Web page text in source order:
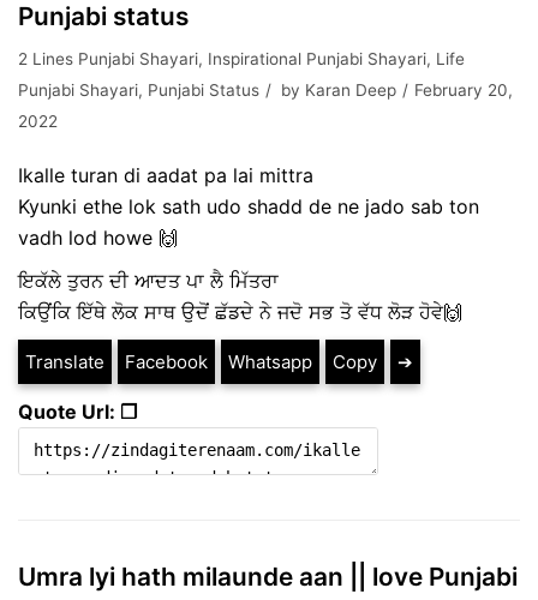
Punjabi status
2 Lines Punjabi Shayari, Inspirational Punjabi Shayari, Life
Punjabi Shayari, Punjabi Status by Karan Deep
February 20,
2022
Ikalle turan di aadat pa lai mittra
Kyunki ethe lok sath udo shadd de ne jado sab ton
vadh lod howe 🙌
ਇਕੱਲੇ ਤੁਰਨ ਦੀ ਆਦਤ ਪਾ ਲੈ ਮਿੱਤਰਾ
ਕਿਉਂਕਿ ਇੱਥੇ ਲੋਕ ਸਾਥ ਉਦੋਂ ਛੱਡਦੇ ਨੇ ਜਦੋ ਸਭ ਤੋ ਵੱਧ ਲੋੜ ਹੋਵੇ🙌
Translate Facebook Whatsapp Copy ➔
Quote Url: ❐
Umra lyi hath milaunde aan || love Punjabi